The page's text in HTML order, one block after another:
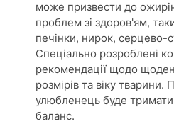
може призвести до
проблем зі здоров'ям,
печінки, нирок, серцево-
Спеціально розроблені
рекомендації щодо
розмірів та віку тварини.
улюбленець буде
баланс.